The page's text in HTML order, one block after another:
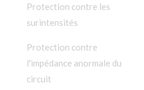
Protection contre les
surintensités
Protection contre
l'impédance anormale du
circuit